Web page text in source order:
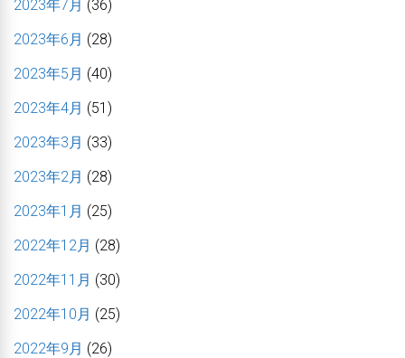
2023年7月 (36)
2023年6月 (28)
2023年5月 (40)
2023年4月 (51)
2023年3月 (33)
2023年2月 (28)
2023年1月 (25)
2022年12月 (28)
2022年11月 (30)
2022年10月 (25)
2022年9月 (26)